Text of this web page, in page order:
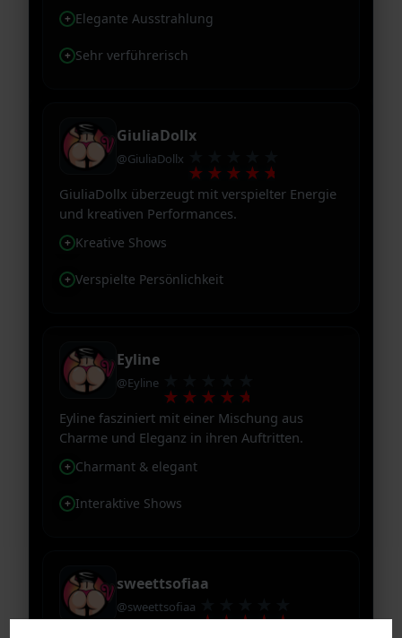
Elegante Ausstrahlung
Sehr verführerisch
GiuliaDollx
@GiuliaDollx
★★★★★
GiuliaDollx überzeugt mit verspielter Energie
und kreativen Performances.
Kreative Shows
Verspielte Persönlichkeit
Eyline
@Eyline
★★★★★
Eyline fasziniert mit einer Mischung aus
Charme und Eleganz in ihren Auftritten.
Charmant & elegant
Interaktive Shows
sweettsofiaa
@sweettsofiaa
★★★★★